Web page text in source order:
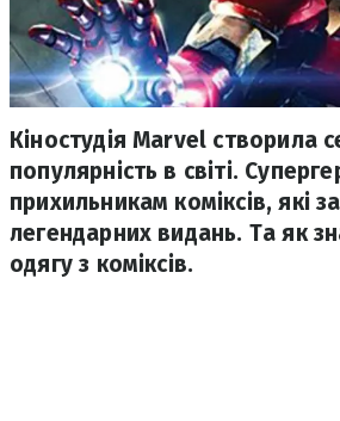
Кіностудія Marvel створила
популярність в світі.
прихильникам коміксів, які
легендарних видань. Та як
одягу з коміксів.